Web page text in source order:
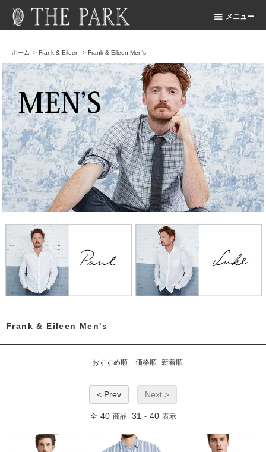
メニュー
ホーム > Frank & Eileen > Frank & Eileen Men's
Frank & Eileen Men's
おすすめ順 価格順 新着順
< Prev Next >
全 40 商品 31 - 40 表示